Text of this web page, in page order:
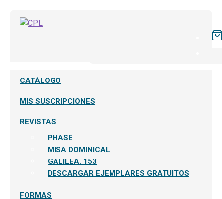
CATÁLOGO
MIS SUSCRIPCIONES
REVISTAS
PHASE
MISA DOMINICAL
GALILEA. 153
DESCARGAR EJEMPLARES GRATUITOS
FORMAS